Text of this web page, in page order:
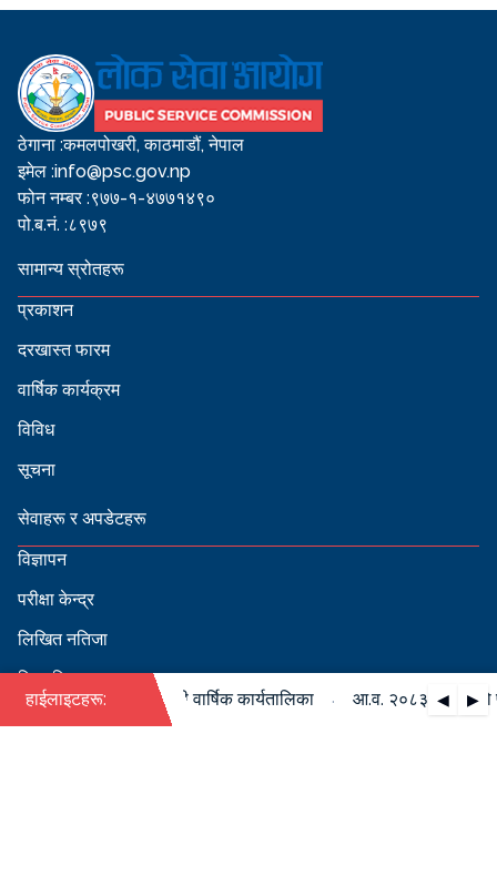
ठेगाना :कमलपोखरी, काठमाडौं, नेपाल
इमेल :info@psc.gov.np
फोन नम्बर :९७७-१-४७७१४९०
पो.ब.नं. :८९७९
सामान्य स्रोतहरू
प्रकाशन
दरखास्त फारम
वार्षिक कार्यक्रम
विविध
सूचना
सेवाहरू र अपडेटहरू
विज्ञापन
परीक्षा केन्द्र
लिखित नतिजा
सिफारिस
हाईलाइटहरू: ◀ ▶
०८४ को पदपूर्ति सम्बन्धी वार्षिक कार्यतालिका आ.व. २०८३/०८४ को